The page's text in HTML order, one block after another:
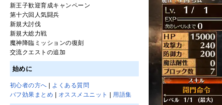
新王子歓迎育成キャンペーン
第十六回人気闘兵
新規大討伐
新規大総力戦
魔神降臨ミッションの復刻
交流クエストの追加
始めに
初心者の方へ | よくある質問
バフ効果まとめ | オススメユニット | 用語集